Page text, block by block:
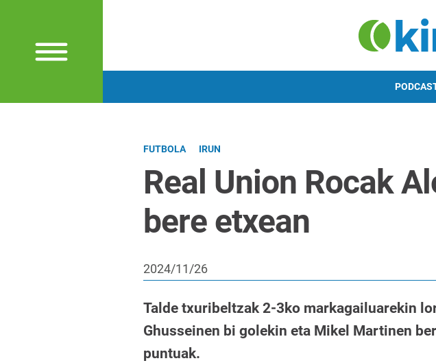
FUTBOLA IRUN
Real Union Rocak
bere etxean
2024/11/26
Talde txuribeltzak 2-3ko markagailuarekin
Ghusseinen bi golekin eta Mikel Martinen
puntuak.